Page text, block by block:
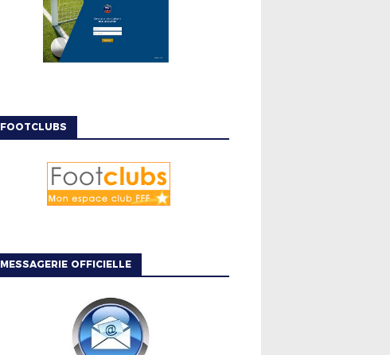
FOOTCLUBS
MESSAGERIE OFFICIELLE